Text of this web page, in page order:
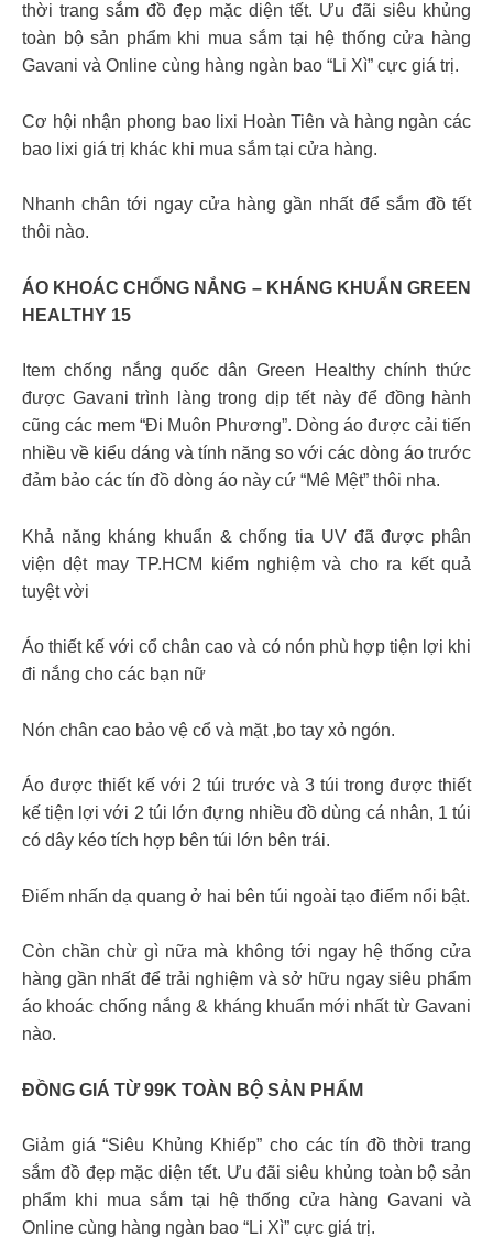
thời trang sắm đồ đẹp mặc diện tết. Ưu đãi siêu khủng
toàn bộ sản phẩm khi mua sắm tại hệ thống cửa hàng
Gavani và Online cùng hàng ngàn bao “Li Xì” cực giá trị.
Cơ hội nhận phong bao lixi Hoàn Tiên và hàng ngàn các
bao lixi giá trị khác khi mua sắm tại cửa hàng.
Nhanh chân tới ngay cửa hàng gần nhất để sắm đồ tết
thôi nào.
ÁO KHOÁC CHỐNG NẮNG – KHÁNG KHUẨN GREEN
HEALTHY 15
Item chống nắng quốc dân Green Healthy chính thức
được Gavani trình làng trong dịp tết này để đồng hành
cũng các mem “Đi Muôn Phương”. Dòng áo được cải tiến
nhiều về kiểu dáng và tính năng so với các dòng áo trước
đảm bảo các tín đồ dòng áo này cứ “Mê Mệt” thôi nha.
Khả năng kháng khuẩn & chống tia UV đã được phân
viện dệt may TP.HCM kiểm nghiệm và cho ra kết quả
tuyệt vời
Áo thiết kế với cổ chân cao và có nón phù hợp tiện lợi khi
đi nắng cho các bạn nữ
Nón chân cao bảo vệ cổ và mặt ,bo tay xỏ ngón.
Áo được thiết kế với 2 túi trước và 3 túi trong được thiết
kế tiện lợi với 2 túi lớn đựng nhiều đồ dùng cá nhân, 1 túi
có dây kéo tích hợp bên túi lớn bên trái.
Điếm nhấn dạ quang ở hai bên túi ngoài tạo điểm nổi bật.
Còn chần chừ gì nữa mà không tới ngay hệ thống cửa
hàng gần nhất để trải nghiệm và sở hữu ngay siêu phẩm
áo khoác chống nắng & kháng khuẩn mới nhất từ Gavani
nào.
ĐỒNG GIÁ TỪ 99K TOÀN BỘ SẢN PHẨM
Giảm giá “Siêu Khủng Khiếp” cho các tín đồ thời trang
sắm đồ đẹp mặc diện tết. Ưu đãi siêu khủng toàn bộ sản
phẩm khi mua sắm tại hệ thống cửa hàng Gavani và
Online cùng hàng ngàn bao “Li Xì” cực giá trị.